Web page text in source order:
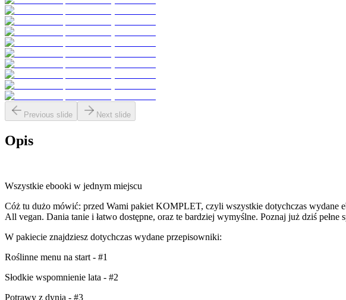
Previous slide Next slide
Opis
Wszystkie ebooki w jednym miejscu
Cóż tu dużo mówić: przed Wami pakiet KOMPLET, czyli wszystkie dotychczas wydane
All vegan. Dania tanie i łatwo dostępne, oraz te bardziej wymyślne. Poznaj już dziś
W pakiecie znajdziesz dotychczas wydane przepisowniki:
Roślinne menu na start - #1
Słodkie wspomnienie lata - #2
Potrawy z dynią - #3